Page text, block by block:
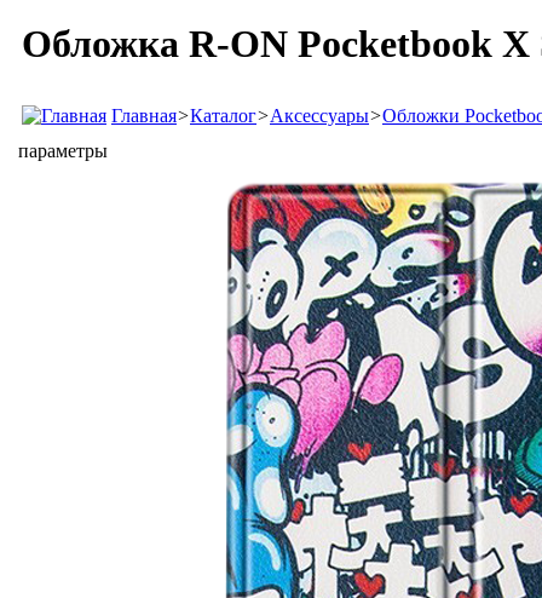
Обложка R-ON Pocketbook
Главная>Каталог>Аксессуары>Обложки
параметры